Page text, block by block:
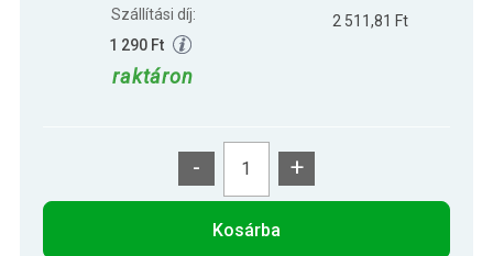
Szállítási díj:
1 290 Ft
raktáron
2 511,81 Ft
- +
Kosárba